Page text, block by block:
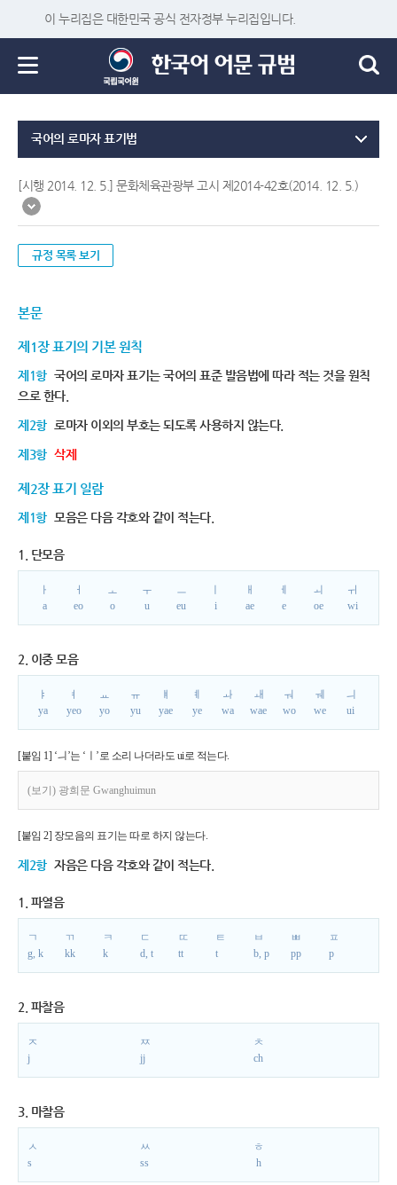
이 누리집은 대한민국 공식 전자정부 누리집입니다.
국어의 로마자 표기법
[시행 2014. 12. 5.] 문화체육관광부 고시 제2014-42호(2014. 12. 5.)
규정 목록 보기
본문
제1장 표기의 기본 원칙
제1항 국어의 로마자 표기는 국어의 표준 발음법에 따라 적는 것을 원칙
으로 한다.
제2항 로마자 이외의 부호는 되도록 사용하지 않는다.
제3항 삭제
제2장 표기 일람
제1항 모음은 다음 각호와 같이 적는다.
1. 단모음
ㅏ
a
ㅓ
eo
ㅗ
o
ㅜ
u
ㅡ
eu
i
ㅐ
ae
ㅔ
e
ㅚ
oe
ㅟ
wi
2. 이중 모음
ㅑ
ya
ㅕ
yeo
ㅛ
yo
ㅠ
yu
ㅒ
yae
ㅖ
ye
ㅘ
wa
ㅙ
wae
ㅝ
wo
ㅞ
we
ㅢ
ui
[붙임 1] ‘ㅢ’는 ‘ㅣ’로 소리 나더라도 ui로 적는다.
(보기) 광희문 Gwanghuimun
[붙임 2] 장모음의 표기는 따로 하지 않는다.
제2항 자음은 다음 각호와 같이 적는다.
1. 파열음
ㄱ
g, k
ㄲ
kk
ㅋ
k
ㄷ
d, t
ㄸ
tt
ㅌ
t
ㅂ
b, p
ㅃ
pp
ㅍ
p
2. 파찰음
ㅈ
j
ㅉ
jj
ㅊ
ch
3. 마찰음
ㅅ
s
ㅆ
ss
ㅎ
h